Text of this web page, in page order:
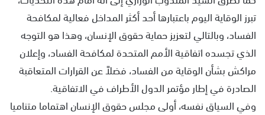
تبرز الوقاية اليوم باعتبارها أحد أكثر المداخل فعالية لمكافحة
الفساد، وبالتالي لتعزيز حماية حقوق الإنسان، وهذا هو التوجه
الذي تجسده اتفاقية الأمم المتحدة لمكافحة الفساد، وإعلان
مراكش بشأن الوقاية من الفساد، فضلاً عن القرارات المتعاقبة
الصادرة في إطار مؤتمر الدول الأطراف في الاتفاقية.
وفي السياق نفسه، أولى مجلس حقوق الإنسان اهتماما متناميا